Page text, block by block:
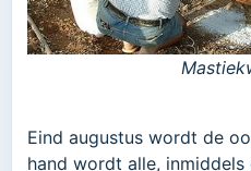
Eind augustus wordt de
hand wordt alle,